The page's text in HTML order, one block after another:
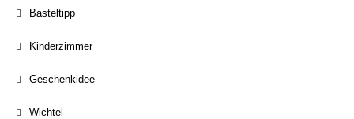
Basteltipp
Kinderzimmer
Geschenkidee
Wichtel